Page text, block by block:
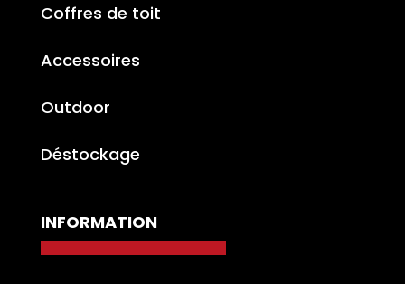
Coffres de toit
Accessoires
Outdoor
Déstockage
INFORMATION